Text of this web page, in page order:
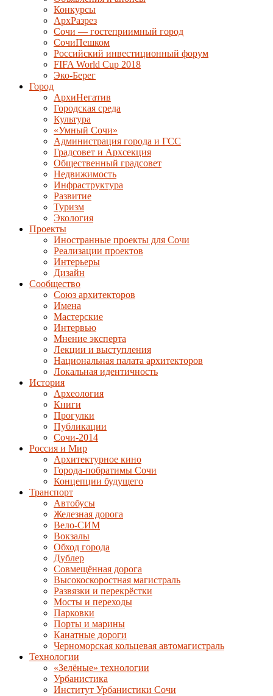
Конкурсы
АрхРазрез
Сочи — гостеприимный город
СочиПешком
Российский инвестиционный форум
FIFA World Cup 2018
Эко-Берег
Город
АрхиНегатив
Городская среда
Культура
«Умный Сочи»
Администрация города и ГСС
Градсовет и Архсекция
Общественный градсовет
Недвижимость
Инфраструктура
Развитие
Туризм
Экология
Проекты
Иностранные проекты для Сочи
Реализации проектов
Интерьеры
Дизайн
Сообщество
Союз архитекторов
Имена
Мастерские
Интервью
Мнение эксперта
Лекции и выступления
Национальная палата архитекторов
Локальная идентичность
История
Археология
Книги
Прогулки
Публикации
Сочи-2014
Россия и Мир
Архитектурное кино
Города-побратимы Сочи
Концепции будущего
Транспорт
Автобусы
Железная дорога
Вело-СИМ
Вокзалы
Обход города
Дублер
Совмещённая дорога
Высокоскоростная магистраль
Развязки и перекрёстки
Мосты и переходы
Парковки
Порты и марины
Канатные дороги
Черноморская кольцевая автомагистраль
Технологии
«Зелёные» технологии
Урбанистика
Институт Урбанистики Сочи